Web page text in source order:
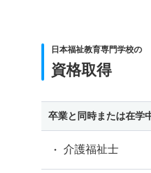
日本福祉教育専門学校の
資格取得
卒業と同時または在学
介護福祉士